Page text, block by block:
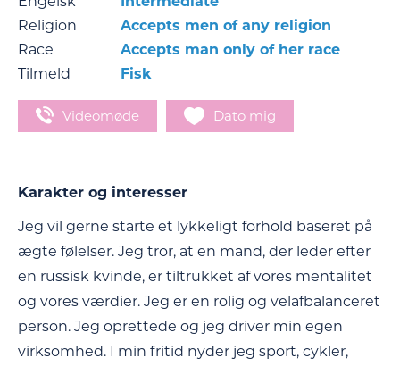
Religion
Accepts men of any religion
Race
Accepts man only of her race
Tilmeld
Fisk
Videomøde Dato mig
Karakter og interesser
Jeg vil gerne starte et lykkeligt forhold baseret på
ægte følelser. Jeg tror, at en mand, der leder efter
en russisk kvinde, er tiltrukket af vores mentalitet
og vores værdier. Jeg er en rolig og velafbalanceret
person. Jeg oprettede og jeg driver min egen
virksomhed. I min fritid nyder jeg sport, cykler,